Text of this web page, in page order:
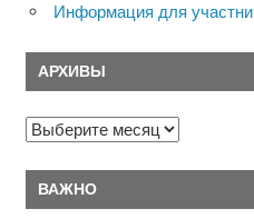
Информация для
АРХИВЫ
Архивы
ВАЖНО